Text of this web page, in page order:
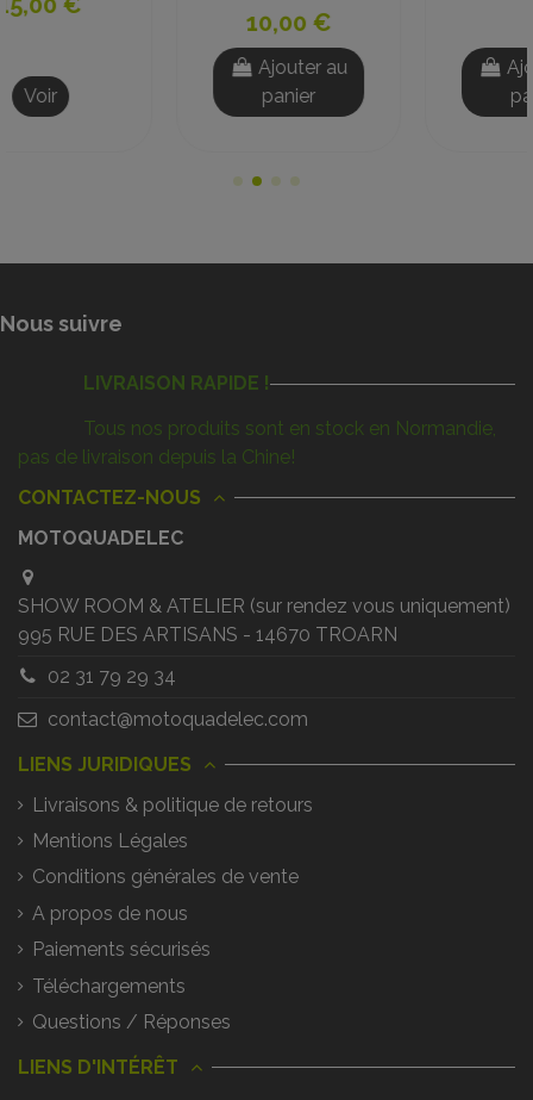
Ajouter au
Nous suivre
LIVRAISON RAPIDE !
Tous nos produits sont en stock en Normandie,
pas de livraison depuis la Chine!
CONTACTEZ-NOUS
MOTOQUADELEC
SHOW ROOM & ATELIER (sur rendez vous uniquement)
995 RUE DES ARTISANS - 14670 TROARN
02 31 79 29 34
contact@motoquadelec.com
LIENS JURIDIQUES
Livraisons & politique de retours
Mentions Légales
Conditions générales de vente
A propos de nous
Paiements sécurisés
Téléchargements
Questions / Réponses
LIENS D'INTÉRÊT